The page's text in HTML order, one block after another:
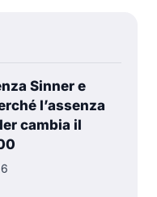
Sinner e
l’assenza
cambia il